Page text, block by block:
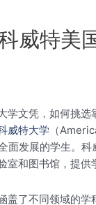
威特美
学文凭，如何挑
威特大学 （
面发展的学生。
和图书馆，提供
了不同领域的